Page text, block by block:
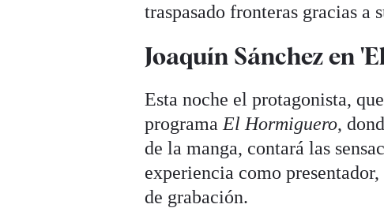
traspasado fronteras gracias a
Joaquín Sánchez en
Esta noche el protagonista,
programa El Hormiguero,
de la manga, contará las
experiencia como
de grabación.